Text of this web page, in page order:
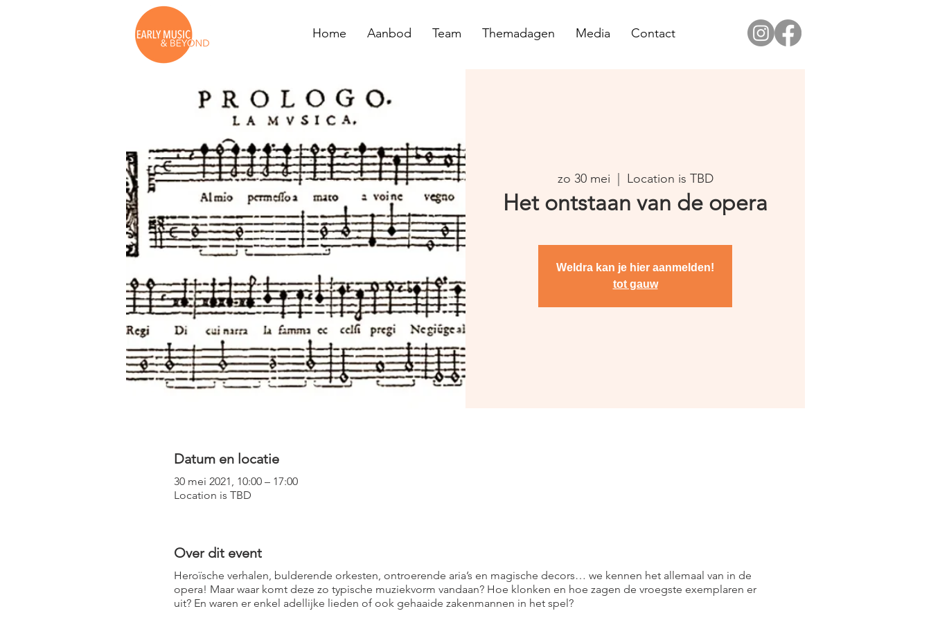
Home Aanbod Team Themadagen Media Contact
zo 30 mei
  |
Location is TBD
Het ontstaan van de opera
Weldra kan je hier aanmelden!
tot gauw
Datum en locatie
30 mei 2021, 10:00 – 17:00
Location is TBD
Over dit event
Heroïsche verhalen, bulderende orkesten, ontroerende aria’s en magische decors… we kennen het allemaal van in de
opera! Maar waar komt deze zo typische muziekvorm vandaan? Hoe klonken en hoe zagen de vroegste exemplaren er
uit? En waren er enkel adellijke lieden of ook gehaaide zakenmannen in het spel?